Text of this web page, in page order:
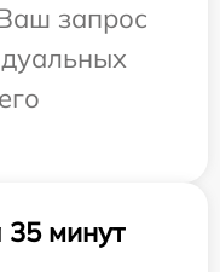
запрос
минут